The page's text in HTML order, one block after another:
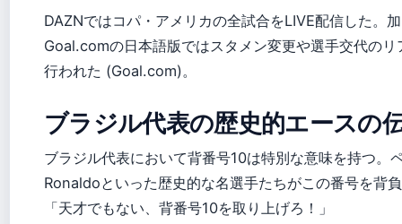
DAZNではコパ・アメリカの全試合をLIVE配信した。
Goal.comの日本語版ではスタメン変更や選手交代のリ
行われた (Goal.com)。
ブラジル代表の歴史的エースの
ブラジル代表において背番号10は特別な意味を持つ。
Ronaldoといった歴史的な名選手たちがこの番号を背
「天才でもない、背番号10を取り上げろ！」